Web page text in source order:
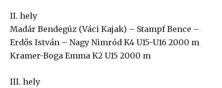
II. hely
Madár Bendegúz (Váci Kajak) – Stampf Bence –
Erdős István – Nagy Nimród K4 U15-U16 2000 m
Kramer-Boga Emma K2 U15 2000 m
III. hely